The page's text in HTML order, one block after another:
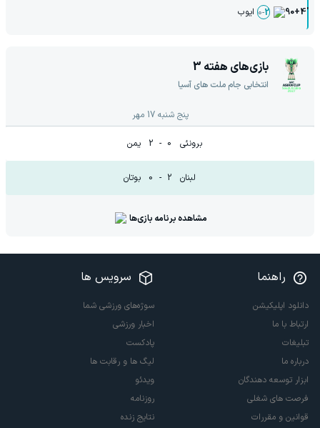
90+4'
2
-
0 ایوب
بازی‌های هفته 3
انتخابی جام ملت های آسیا
پنج شنبه 17 مهر
برونئی 0
-
2 یمن
لبنان 2
-
0 بوتان
مشاهده برنامه بازی‌ها
راهنما
دانلود اپلیکیشن
ارتباط با ما
تبلیغات
درباره ما
ابزار توسعه دهندگان
فرصت های شغلی
قوانین و مقررات
سرویس ها
سوژه‌های ورزشی شما
اخبار ورزشی
پادکست
لیگ ها و رقابت ها
ویدئو
روزنامه
نتایج زنده